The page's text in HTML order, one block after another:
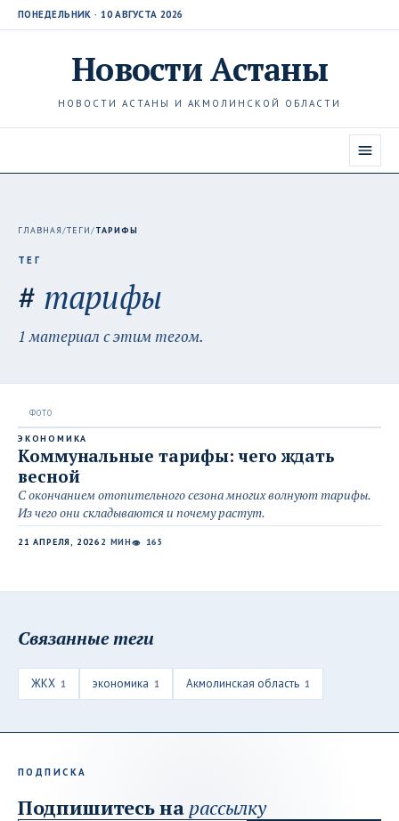
ПОНЕДЕЛЬНИК · 10 АВГУСТА 2026
НовостиАстаны
НОВОСТИ АСТАНЫ И АКМОЛИНСКОЙ ОБЛАСТИ
ГЛАВНАЯ/ТЕГИ/ТАРИФЫ
ТЕГ
# тарифы
1 материал с этим тегом.
ЭКОНОМИКА
Коммунальные тарифы: чего ждать
весной
С окончанием отопительного сезона многих волнуют тарифы.
Из чего они складываются и почему растут.
21 АПРЕЛЯ, 2026 2 МИН👁 165
Связанные теги
ЖКХ 1 экономика 1 Акмолинская область 1
ПОДПИСКА
Подпишитесь на рассылку